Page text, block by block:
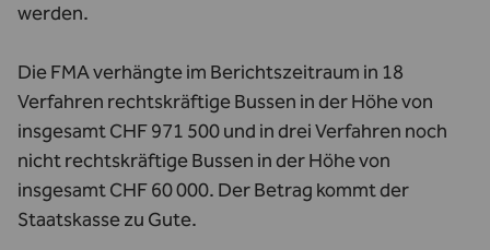
werden.
Die FMA verhängte im Berichtszeitraum in 18
Verfahren rechtskräftige Bussen in der Höhe von
insgesamt CHF 971 500 und in drei Verfahren noch
nicht rechtskräftige Bussen in der Höhe von
insgesamt CHF 60 000. Der Betrag kommt der
Staatskasse zu Gute.